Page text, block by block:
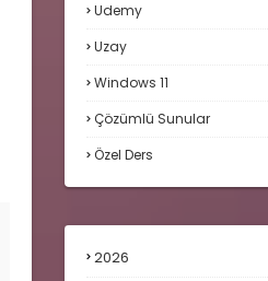
Udemy
Uzay
Windows 11
Çözümlü Sunular
Özel Ders
2026